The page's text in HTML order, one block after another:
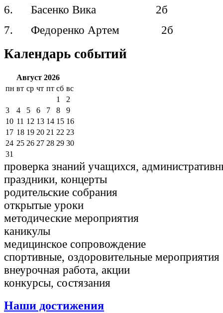
6. Басенко Вика 2б
7. Федоренко Артем 2б
Календарь событий
Август 2026
пн вт ср чт пт сб вс
1
2
3
4 5 6 7 8
9
10 11 12 13 14 15 16
17 18 19 20 21 22 23
24 25 26 27 28 29 30
31
проверка знаний учащихся,
праздники, концерты
родительские собрания
открытые уроки
методические мероприятия
каникулы
медицинское сопровождение
спортивные, оздоровительные мероприятия
внеурочная работа, акции
конкурсы, состязания
Наши достижения